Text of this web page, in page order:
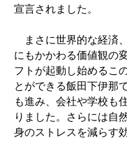
宣言されました。
まさに世界的な経済
にもかかわる価値観の
フトが起動し始めるこ
とができる飯田下伊那
も進み、会社や学校も
りました。さらには自
身のストレスを減らす